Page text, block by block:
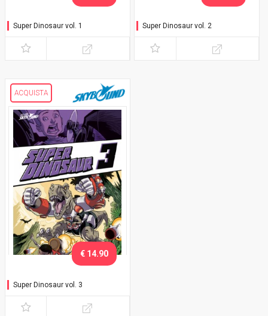
Super Dinosaur vol. 1 Super Dinosaur vol. 2
ACQUISTA
Super Dinosaur vol. 3
€ 14.90